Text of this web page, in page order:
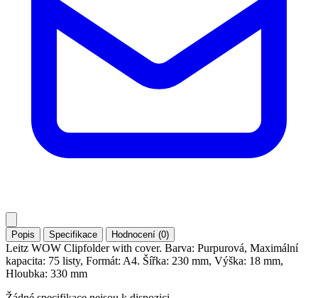
Popis Specifikace Hodnocení (0)
Leitz WOW Clipfolder with cover. Barva: Purpurová, Maximální
kapacita: 75 listy, Formát: A4. Šířka: 230 mm, Výška: 18 mm,
Hloubka: 330 mm